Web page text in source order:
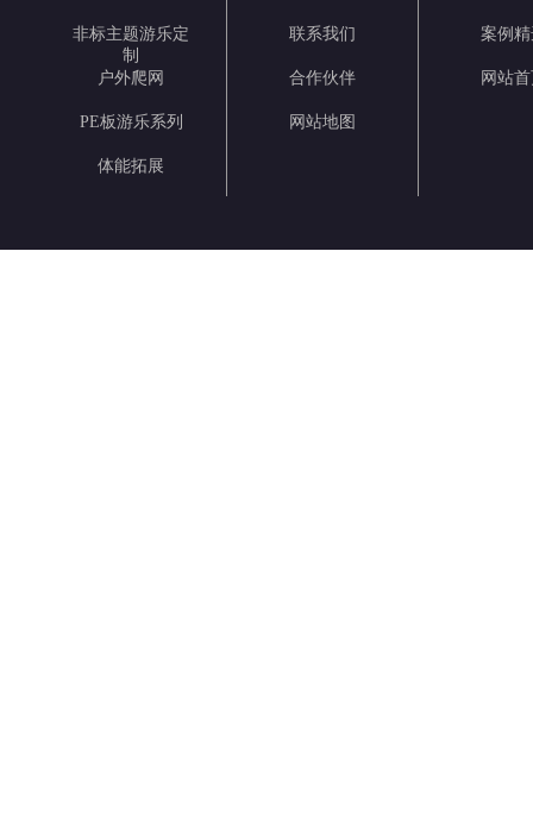
非标主题游乐定
制
户外爬网
PE板游乐系列
体能拓展
联系我们
合作伙伴
网站地图
案例
网站